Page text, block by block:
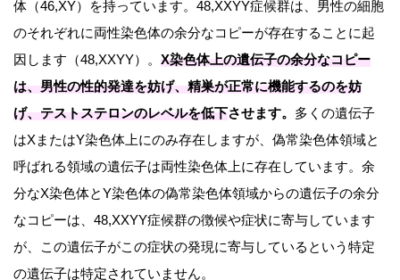
体（46,XY）を持っています。48,XXYY症候群は、男性の細胞
のそれぞれに両性染色体の余分なコピーが存在することに起
因します（48,XXYY）。 X染色体上の遺伝子の余分なコピー
は、男性の性的発達を妨げ、精巣が正常に機能するのを妨
げ、テストステロンのレベルを低下させます。 多くの遺伝子
はXまたはY染色体上にのみ存在しますが、偽常染色体領域と
呼ばれる領域の遺伝子は両性染色体上に存在しています。余
分なX染色体とY染色体の偽常染色体領域からの遺伝子の余分
なコピーは、48,XXYY症候群の徴候や症状に寄与しています
が、この遺伝子がこの症状の発現に寄与しているという特定
の遺伝子は特定されていません。